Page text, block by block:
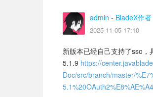
admin - BladeX作者
2025-11-05 17:10
新版本已经自己支持了sso
5.1.9 https://
Doc/src/branch/master/